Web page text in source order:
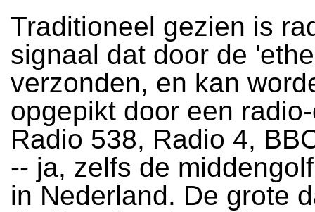
Traditioneel gezien is
signaal dat door de
verzonden, en kan
opgepikt door een
Radio 538, Radio 4,
-- ja, zelfs de
in Nederland. De grote